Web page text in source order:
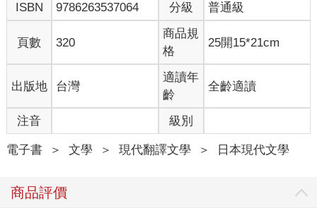
ISBN
9786263537064 分級 普通級
頁數 320
商品規
格
25開15*21cm
出版地 台灣
適讀年
齡
全齡適讀
注音 級別
電子書 ＞ 文學 ＞ 現代翻譯文學 ＞ 日本現代文學
商品評價